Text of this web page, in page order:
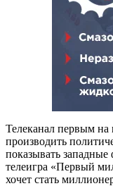
Телеканал первым на
производить
показывать
телеигра «Первый
хочет стать